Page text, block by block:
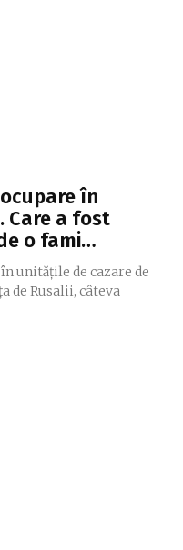
în
Care a fost
o fami…
unităţile de cazare de
de Rusalii, câteva